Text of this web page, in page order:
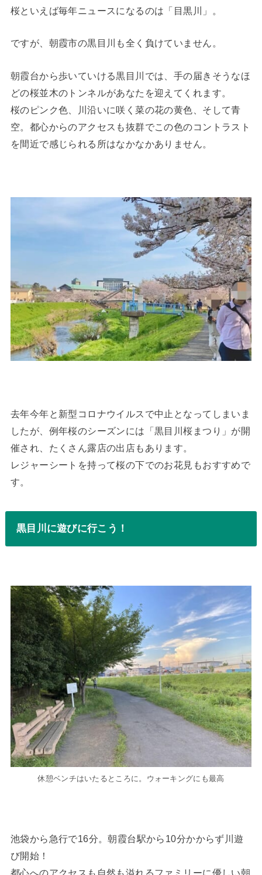
桜といえば毎年ニュースになるのは「目黒川」。
ですが、朝霞市の黒目川も全く負けていません。
朝霞台から歩いていける黒目川では、手の届きそうなほ
どの桜並木のトンネルがあなたを迎えてくれます。
桜のピンク色、川沿いに咲く菜の花の黄色、そして青
空。都心からのアクセスも抜群でこの色のコントラスト
を間近で感じられる所はなかなかありません。
去年今年と新型コロナウイルスで中止となってしまいま
したが、例年桜のシーズンには「黒目川桜まつり」が開
催され、たくさん露店の出店もあります。
レジャーシートを持って桜の下でのお花見もおすすめで
す。
黒目川に遊びに行こう！
休憩ベンチはいたるところに。ウォーキングにも最高
池袋から急行で16分。朝霞台駅から10分かからず川遊
び開始！
都心へのアクセスも自然も溢れるファミリーに優しい朝